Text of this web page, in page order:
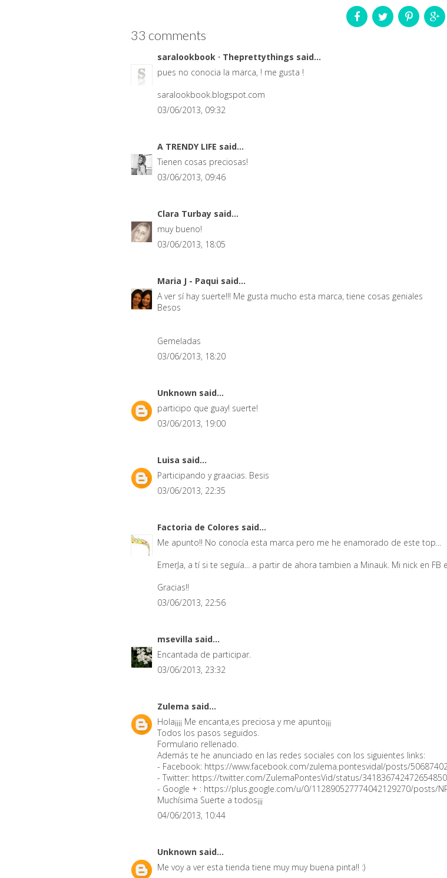
33 comments
saralookbook · Theprettythings said...
pues no conocia la marca, ! me gusta !
saralookbook.blogspot.com
03/06/2013, 09:32
A TRENDY LIFE said...
Tienen cosas preciosas!
03/06/2013, 09:46
Clara Turbay said...
muy bueno!
03/06/2013, 18:05
Maria J - Paqui said...
A ver sí hay suerte!!! Me gusta mucho esta marca, tiene cosas geniales
Besos
Gemeladas
03/06/2013, 18:20
Unknown said...
participo que guay! suerte!
03/06/2013, 19:00
Luisa said...
Participando y graacias. Besis
03/06/2013, 22:35
Factoria de Colores said...
Me apunto!! No conocía esta marca pero me he enamorado de este top...
EmerJa, a tí si te seguía... a partir de ahora tambien a Minauk. Mi nick en FB
Gracias!!
03/06/2013, 22:56
msevilla said...
Encantada de participar.
03/06/2013, 23:32
Zulema said...
Hola¡¡¡¡ Me encanta,es preciosa y me apunto¡¡¡
Todos los pasos seguidos.
Formulario rellenado.
Además te he anunciado en las redes sociales con los siguientes links:
- Facebook: https://www.facebook.com/zulema.pontesvidal/posts/
- Twitter: https://twitter.com/ZulemaPontesVid/status/341836742472654850
- Google + : https://plus.google.com/u/0/112890527774042129270/posts/
Muchísima Suerte a todos¡¡¡
04/06/2013, 10:44
Unknown said...
Me voy a ver esta tienda tiene muy muy buena pinta!! :)